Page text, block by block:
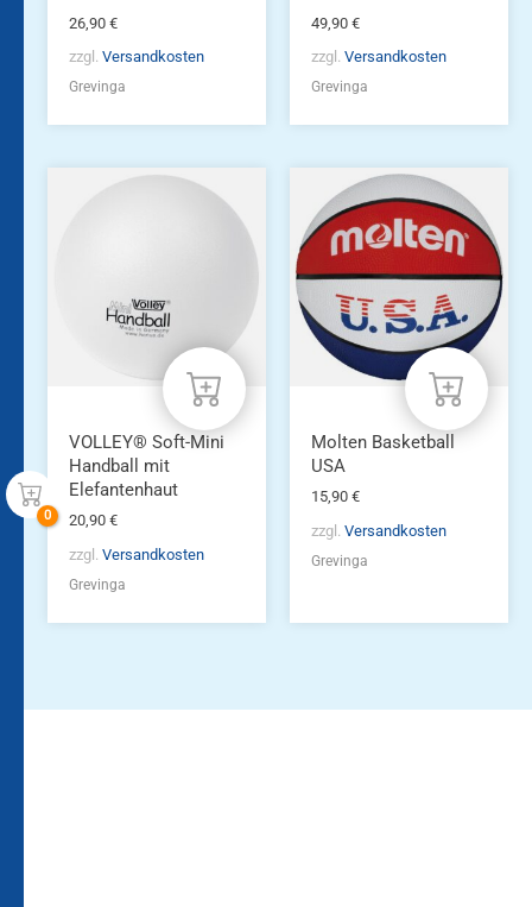
26,90 €
zzgl. Versandkosten
Grevinga
49,90 €
zzgl. Versandkosten
Grevinga
VOLLEY® Soft-Mini
Handball mit
Elefantenhaut
20,90 €
zzgl. Versandkosten
Grevinga
Molten Basketball
USA
15,90 €
zzgl. Versandkosten
Grevinga